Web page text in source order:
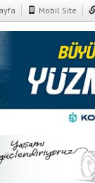
Mobil Site